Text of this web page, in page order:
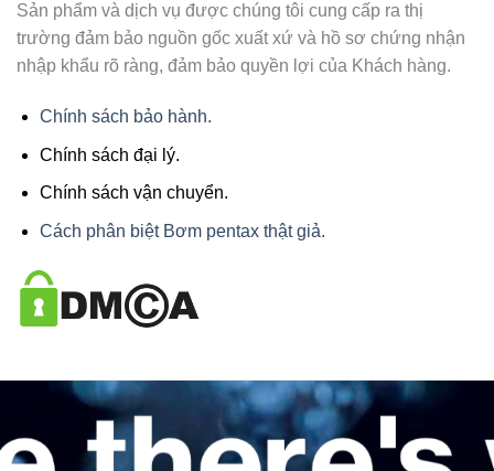
Sản phẩm và dịch vụ được chúng tôi cung cấp ra thị
trường đảm bảo nguồn gốc xuất xứ và hồ sơ chứng nhận
nhập khẩu rõ ràng, đảm bảo quyền lợi của Khách hàng.
Chính sách bảo hành.
Chính sách đại lý.
Chính sách vận chuyển.
Cách phân biệt Bơm pentax thật giả.